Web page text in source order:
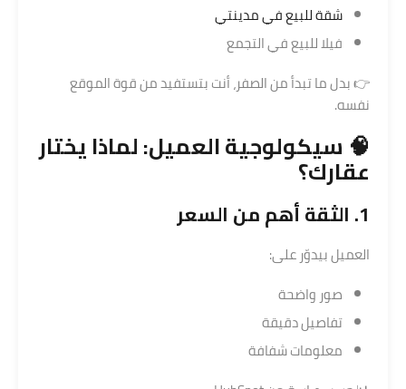
شقة للبيع في مدينتي
فيلا للبيع في التجمع
👉 بدل ما تبدأ من الصفر، أنت بتستفيد من قوة الموقع
نفسه.
🧠 سيكولوجية العميل: لماذا يختار
عقارك؟
1. الثقة أهم من السعر
العميل بيدوّر على:
صور واضحة
تفاصيل دقيقة
معلومات شفافة